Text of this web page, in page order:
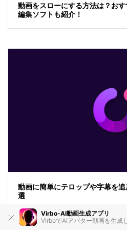
Virbo-AI動画生成アプリ
VirboでAIアバター動画を生成
動画をスローにする方法は？お
編集ソフトも紹介！
動画に簡単にテロップや字幕を
選